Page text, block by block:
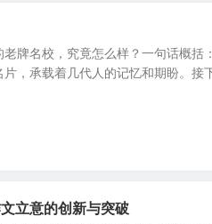
牌名校，究竟怎么样？一句话概
，承载着几代人的记忆和期盼。接
立意的创新与突破